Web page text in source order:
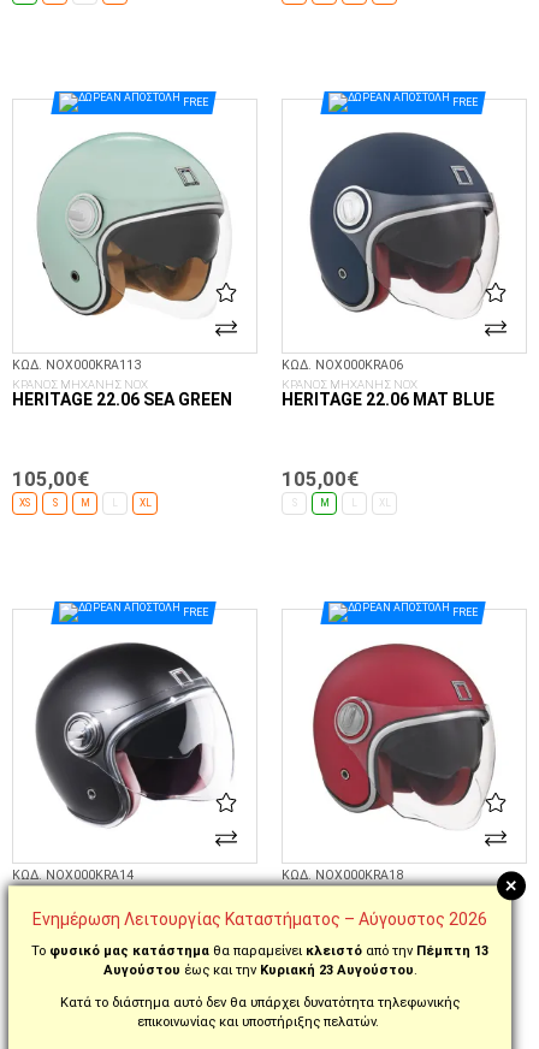
FREE
ΚΩΔ. NOX000KRA113
ΚΡΑΝΟΣ ΜΗΧΑΝΗΣ NOX
HERITAGE 22.06 SEA GREEN
105,00€
XS S M XL
FREE
ΚΩΔ. NOX000KRA06
ΚΡΑΝΟΣ ΜΗΧΑΝΗΣ NOX
HERITAGE 22.06 MAT BLUE
105,00€
S M XL
FREE
ΚΩΔ. NOX000KRA14
HERITAGE 22.06 MAT BLACK
FREE
ΚΩΔ. NOX000KRA18
HERITAGE 22.06 RED
M XL
+
Ενημέρωση Λειτουργίας Καταστήματος – Αύγουστος 2026
Το φυσικό μας κατάστημα θα παραμείνει κλειστό από την Πέμπτη 13
Αυγούστου έως και τηνΚυριακή 23 Αυγούστου.
Κατά το διάστημα αυτό δεν θα υπάρχει δυνατότητα τηλεφωνικής
επικοινωνίας και υποστήριξης πελατών.